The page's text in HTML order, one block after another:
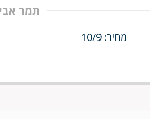
תמר
מחיר: 10/9